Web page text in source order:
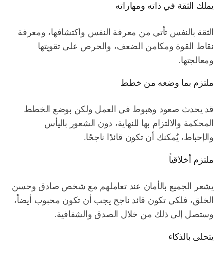
يملك الثقة في ذاته ومهاراته
الثقة بالنفس تأتي من معرفة النفس واكتشافها، ومعرفة
نقاط القوة ومكامن الضعف، والحرص على تقويتها
ومعالجتها.
ملتزم بما وضعه من خطط
قد يحدث صعود وهبوط في العمل ولكن بوضع الخطط
المحكمة والالتزام بها للنهاية، دون الشعور باليأس
والإحباط، يُمكنك أن تكون قائدًا ناجحًا.
ملتزم أخلاقياً
يشعر الجميع بالأمان عند تعاملهم مع شخص صادق وحسن
الخلق، فلكي تكون قائد ناجح يجب أن تكون محبوب أيضاً،
وستصل إلى ذلك من خلال الصدق والشفافية.
يتحلى بالذكاء